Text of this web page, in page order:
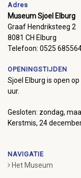
Adres
Museum Sjoel Elburg
Graaf Hendriksteeg 2
8081 CH Elburg
Telefoon: 0525
OPENINGSTIJDEN
Sjoel Elburg is open
uur.
Gesloten: zondag,
Kerstmis, 24
NAVIGATIE
Het Museum